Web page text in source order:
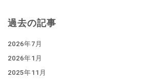
過去の記事
2026年7月
2026年1月
2025年11月